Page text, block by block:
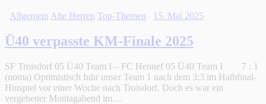
Allgemein Alte Herren Top-Themen 15. Mai 2025
Ü40 verpasste KM-Finale 2025
SF Troisdorf 05 Ü40 Team I – FC Hennef 05 Ü40 Team I 7 : 1
(noma) Optimistisch fuhr unser Team 1 nach dem 3:3 im Halbfinal-
Hinspiel vor einer Woche nach Troisdorf. Doch es war ein
vergebener Montagabend im…